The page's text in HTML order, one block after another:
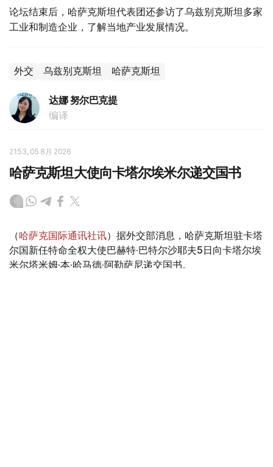
论坛结束后，哈萨克斯坦代表团还参访了乌兹别克斯坦多家
工业和制造企业，了解当地产业发展情况。
外交 乌兹别克斯坦 哈萨克斯坦
达娜 努尔巴克提
编译
21:53, 05 8月 2026
哈萨克斯坦大使向卡塔尔埃米尔递交国书
（哈萨克国际通讯社讯）据外交部消息，哈萨克斯坦驻卡塔
尔国新任特命全权大使巴赫特·巴特尔沙耶夫5日向卡塔尔埃
米尔塔米姆·本·哈马德·阿勒萨尼递交国书。